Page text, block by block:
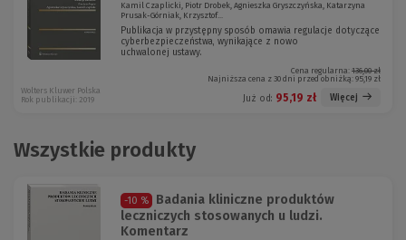
Kamil Czaplicki, Piotr Drobek, Agnieszka Gryszczyńska, Katarzyna
Prusak-Górniak, Krzysztof...
Publikacja w przystępny sposób omawia regulacje dotyczące
cyberbezpieczeństwa, wynikające z nowo
uchwalonej ustawy.
Cena regularna: 136,00 zł
Najniższa cena z 30 dni przed obniżką: 95,19 zł
Już od: 95,19 zł Więcej
Wolters Kluwer Polska
Rok publikacji: 2019
Wszystkie produkty
-10 %
Badania kliniczne produktów
leczniczych stosowanych u ludzi.
Komentarz